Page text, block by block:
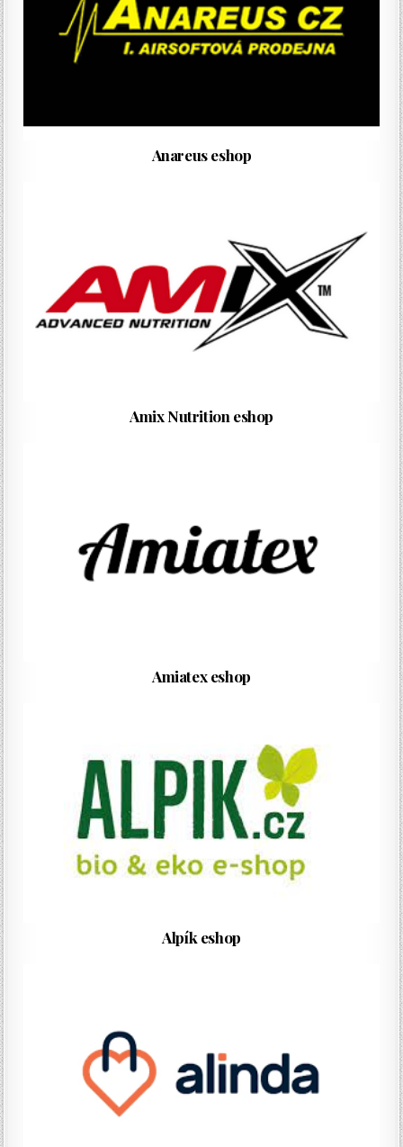
Anareus eshop
Amix Nutrition eshop
Amiatex eshop
Alpík eshop